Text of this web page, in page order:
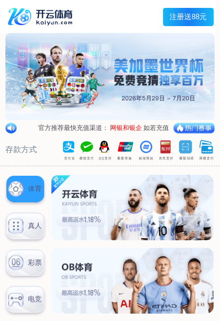
Menu
网站首页
关于我们
产品中心
荣誉资质
厂区设备
人才招聘
新闻中心
销售网点